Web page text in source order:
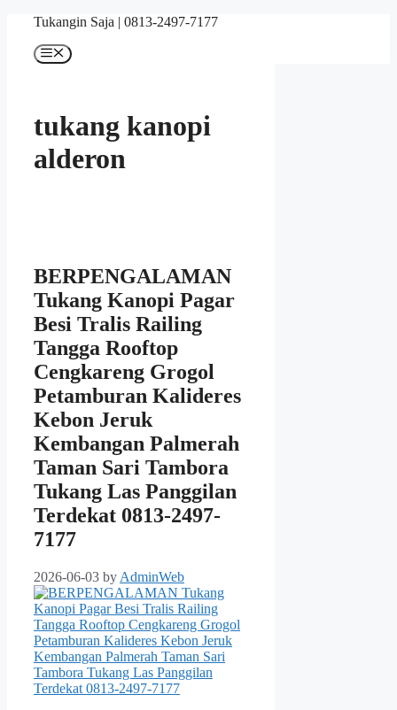
content
Tukangin Saja | 0813-2497-7177
Menu
tukang kanopi
alderon
BERPENGALAMAN
Tukang Kanopi Pagar
Besi Tralis Railing
Tangga Rooftop
Cengkareng Grogol
Petamburan Kalideres
Kebon Jeruk
Kembangan Palmerah
Taman Sari Tambora
Tukang Las Panggilan
Terdekat 0813-2497-
7177
2026-06-03 by AdminWeb